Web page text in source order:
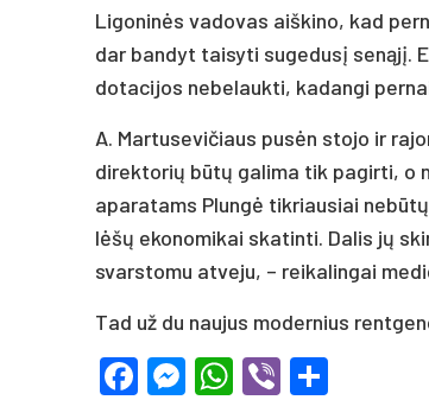
Ligoninės vadovas aiškino, kad
dar bandyt taisyti sugedusį senąjį.
dotacijos nebelaukti, kadangi
A. Martusevičiaus pusėn stojo ir
direktorių būtų galima tik pagirti, o
aparatams Plungė tikriausiai
lėšų ekonomikai skatinti. Dalis jų
svarstomu atveju, – reikalingai
Tad už du naujus modernius
Facebook
Messenger
WhatsApp
Viber